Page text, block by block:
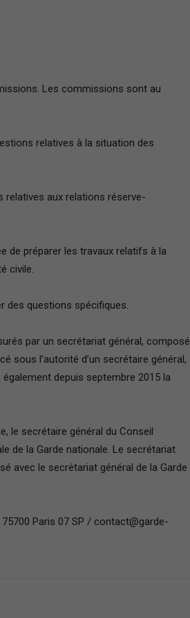
Les commissions sont au
relatives à la situation des
aux relations réserve-
de préparer les travaux relatifs à la
civile.
des questions spécifiques.
par un secrétariat général, composé
sous l’autorité d’un secrétaire général,
depuis septembre 2015 la
le secrétaire général du Conseil
de la Garde nationale. Le secrétariat
avec le secrétariat général de la Garde
Paris 07 SP / contact@garde-